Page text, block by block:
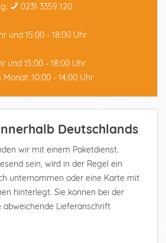
0231 3359 120
und 15:00 - 18:00 Uhr
und 15:00 - 18:00 Uhr
10:00 - 14:00 Uhr
Deutschlands
wir mit einem Paketdienst.
sein, wird in der Regel ein
unternommen oder eine Karte mit
hinterlegt. Sie können bei der
abweichende Lieferanschrift